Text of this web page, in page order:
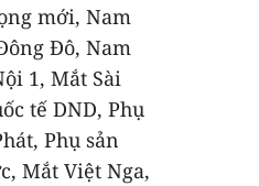
mới, Nam
Đô, Nam
1, Mắt Sài
tế DND, Phụ
Phụ sản
Mắt Việt Nga,